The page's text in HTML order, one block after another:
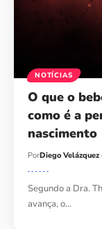
NOTÍCIAS
O que o
como é a
nascimento
PorDiego Velázquez
Segundo a Dra.
avança, o…